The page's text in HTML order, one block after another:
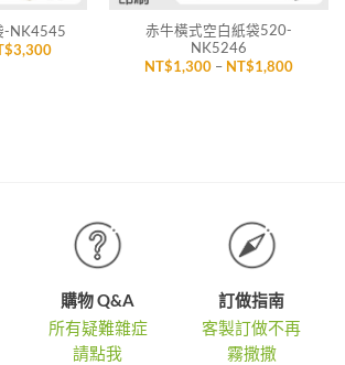
-NK4545
3,300價
赤牛橫式空白紙袋520-
NK5246
NT$1,300 – NT$1,800價
購物 Q&A
所有疑難雜症
請點我
訂做指南
客製訂做不再
霧撒撒